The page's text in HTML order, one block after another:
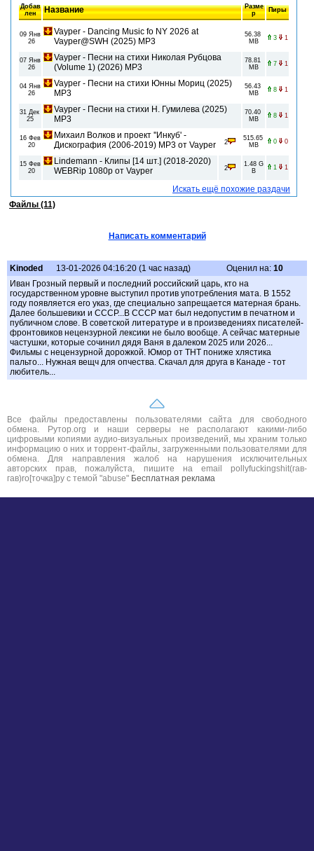
Добав
лен
Название
Разме
р
Пиры
09 Янв
26
Vayper - Dancing Music fo NY 2026 at
Vayper@SWH (2025) MP3
56.38
MB
3 1
07 Янв
26
Vayper - Песни на стихи Николая Рубцова
(Volume 1) (2026) MP3
78.81
MB
7 1
04 Янв
26
Vayper - Песни на стихи Юнны Мориц (2025)
MP3
56.43
MB
8 1
31 Дек
25
Vayper - Песни на стихи Н. Гумилева (2025)
MP3
70.40
MB
8 1
16 Фев
20
Михаил Волков и проект ''Инкуб' -
Дискография (2006-2019) MP3 от Vayper
2
515.65
MB
0 0
15 Фев
20
Lindemann - Клипы [14 шт.] (2018-2020)
WEBRip 1080p от Vayper
2
1.48 G
B
1 1
Искать ещё похожие раздачи
Файлы (11)
Написать комментарий
Kinoded 13-01-2026 04:16:20 (1 час назад) Оценил на: 10
Иван Грозный первый и последний российский царь, кто на
государственном уровне выступил против употребления мата. В 1552
году появляется его указ, где специально запрещается матерная брань.
Далее большевики и СССР...В СССР мат был недопустим в печатном и
публичном слове. В советской литературе и в произведениях писателей-
фронтовиков нецензурной лексики не было вообще. А сейчас матерные
частушки, которые сочинил дядя Ваня в далеком 2025 или 2026...
Фильмы с нецензурной дорожкой. Юмор от ТНТ пониже хлястика
пальто... Нужная вещч для опчества. Скачал для друга в Канаде - тот
любитель...
Все файлы предоставлены пользователями сайта для свободного
обмена. Рутор.org и наши серверы не располагают какими-либо
цифровыми копиями аудио-визуальных произведений, мы храним только
информацию о них и торрент-файлы, загруженными пользователями для
обмена. Для направления жалоб на нарушения исключительных
авторских прав, пожалуйста, пишите на email pollyfuckingshit(гав-
гав)ro[точка]ру с темой "abuse" Бесплатная реклама